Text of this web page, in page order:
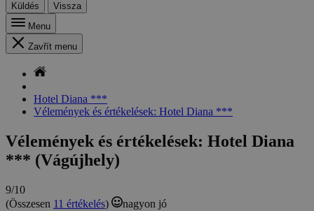
Küldés
Vissza
Menu
Zavřít menu
Hotel Diana ***
Vélemények és értékelések: Hotel Diana ***
Vélemények és értékelések: Hotel Diana
*** (Vágújhely)
9/10
(Összesen 11 értékelés)
nagyon jó